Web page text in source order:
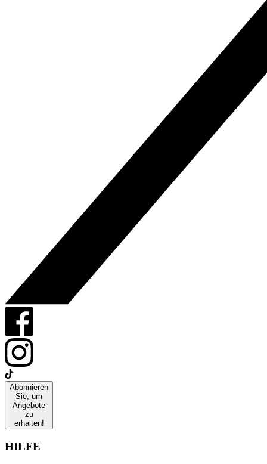
Abonnieren
Sie, um
Angebote
zu
erhalten!
HILFE